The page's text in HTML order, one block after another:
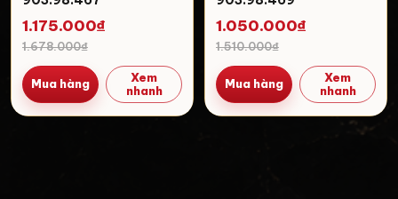
1.175.000₫
1.678.000₫
Mua hàng
Xem
nhanh
1.050.000₫
1.510.000₫
Mua hàng
Xem
nhanh